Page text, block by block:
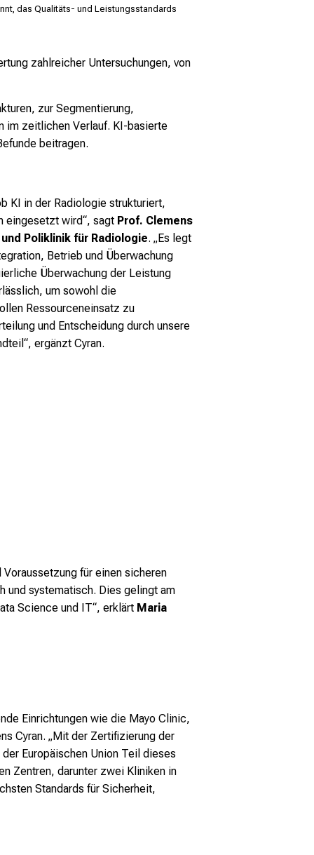
das Qualitäts- und Leistungsstandards
zahlreicher Untersuchungen, von
zur Segmentierung,
im zeitlichen Verlauf. KI-basierte
beitragen.
KI in der Radiologie strukturiert,
eingesetzt wird“, sagt Prof. Clemens
Poliklinik für Radiologie. „Es legt
Betrieb und Überwachung
Überwachung der Leistung
um sowohl die
Ressourceneinsatz zu
und Entscheidung durch unsere
ergänzt Cyran.
für einen sicheren
und systematisch. Dies gelingt am
Science und IT“, erklärt Maria
Einrichtungen wie die Mayo Clinic,
Cyran. „Mit der Zertifizierung der
Europäischen Union Teil dieses
Zentren, darunter zwei Kliniken in
Standards für Sicherheit,